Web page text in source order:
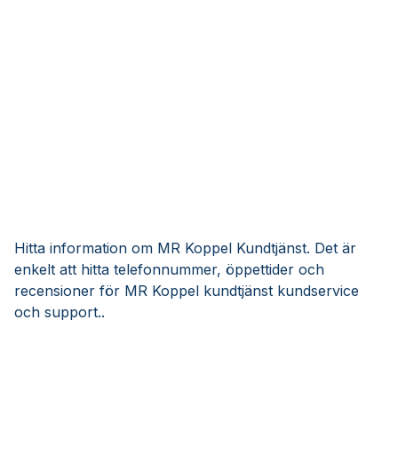
Hitta information om MR Koppel Kundtjänst. Det är
enkelt att hitta telefonnummer, öppettider och
recensioner för MR Koppel kundtjänst kundservice
och support..